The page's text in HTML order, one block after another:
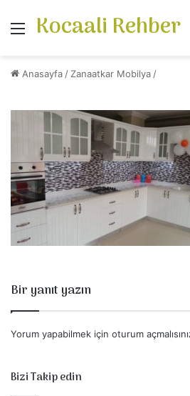
Menü
Kocaali Rehber
Anasayfa / Zanaatkar Mobilya /
Bir yanıt yazın
Yorum yapabilmek için oturum
Bizi Takip edin